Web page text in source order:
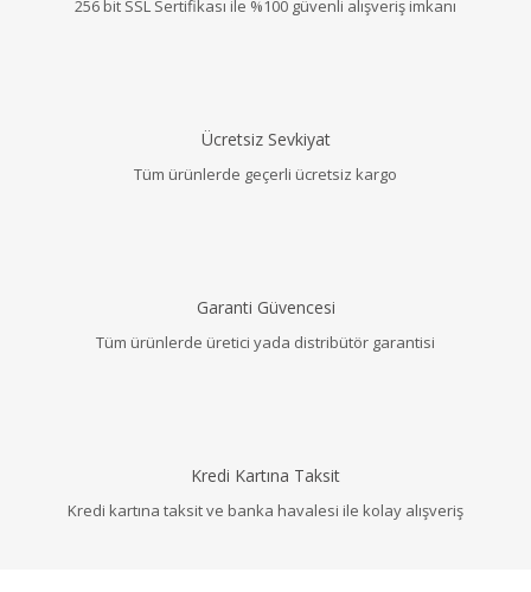
256 bit SSL Sertifikası ile %100 güvenli alışveriş imkanı
Ücretsiz Sevkiyat
Tüm ürünlerde geçerli ücretsiz kargo
Garanti Güvencesi
Tüm ürünlerde üretici yada distribütör garantisi
Kredi Kartına Taksit
Kredi kartına taksit ve banka havalesi ile kolay alışveriş